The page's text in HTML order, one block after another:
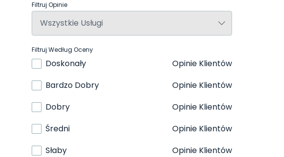
Filtruj Opinie
Filtruj Według Oceny
Doskonały
Opinie Klientów
Bardzo Dobry
Opinie Klientów
Dobry
Opinie Klientów
Średni
Opinie Klientów
Słaby
Opinie Klientów